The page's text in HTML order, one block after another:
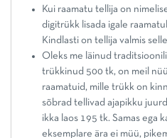
Kui raamatu tellija on
digitrükk lisada igale
Kindlasti on tellija valmis
Oleks me läinud
trükkinud 500 tk, on meil
raamatuid, mille trükk on
sõbrad tellivad ajapikku
ikka laos 195 tk. Samas ega
eksemplare ära ei müü,